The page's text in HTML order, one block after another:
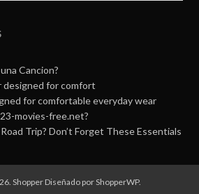
Cancion?
designed for comfort
for comfortable everyday wear
movies-free.net?
Trip? Don’t Forget These Essentials
Shopper Diseñado porShopperWP.